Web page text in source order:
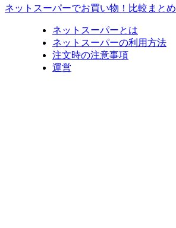
ネットスーパーでお買い物！比較まとめ
ネットスーパーとは
ネットスーパーの利用方法
注文時の注意事項
運営